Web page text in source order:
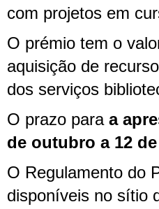
com projetos em
O prémio tem o
aquisição de
dos serviços
O prazo para a
de outubro a 12
O Regulamento do
disponíveis no sítio